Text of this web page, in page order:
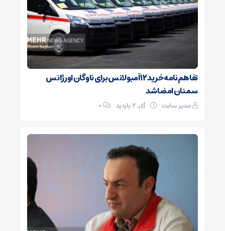
تفاهم‌نامه خرید ۱۲ آمبولانس برای ناوگان اورژانس
سمنان امضا شد
مدیر سایت ۰